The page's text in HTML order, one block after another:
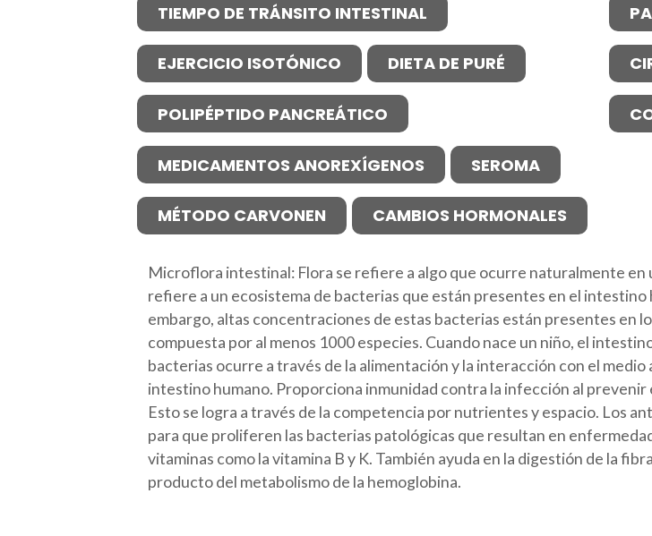
TIEMPO DE TRÁNSITO INTESTINAL
EJERCICIO ISOTÓNICO DIETA DE PURÉ
POLIPÉPTIDO PANCREÁTICO
MEDICAMENTOS ANOREXÍGENOS SEROMA
MÉTODO CARVONEN CAMBIOS HORMONALES
Microflora intestinal: Flora se refiere a algo que ocurre naturalmente
refiere a un ecosistema de bacterias que están presentes en el intestino
embargo, altas concentraciones de estas bacterias están presentes en
compuesta por al menos 1000 especies. Cuando nace un niño, el
bacterias ocurre a través de la alimentación y la interacción con el
intestino humano. Proporciona inmunidad contra la infección al
Esto se logra a través de la competencia por nutrientes y espacio. Los
para que proliferen las bacterias patológicas que resultan en
vitaminas como la vitamina B y K. También ayuda en la digestión de la
producto del metabolismo de la hemoglobina.